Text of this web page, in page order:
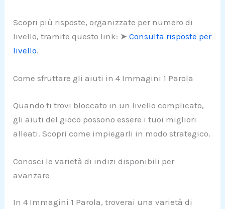
Scopri più risposte, organizzate per numero di
livello, tramite questo link: ➤Consulta risposte per
livello.
Come sfruttare gli aiuti in 4 Immagini 1 Parola
Quando ti trovi bloccato in un livello complicato,
gli aiuti del gioco possono essere i tuoi migliori
alleati. Scopri come impiegarli in modo strategico.
Conosci le varietà di indizi disponibili per
avanzare
In 4 Immagini 1 Parola, troverai una varietà di